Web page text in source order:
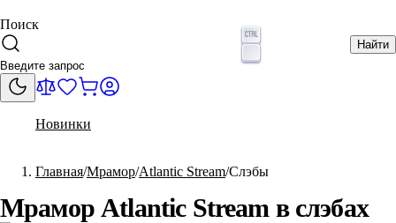
Поиск
Найти
Новинки
Главная Мрамор Atlantic Stream Слэбы
Мрамор Atlantic Stream в слэбах